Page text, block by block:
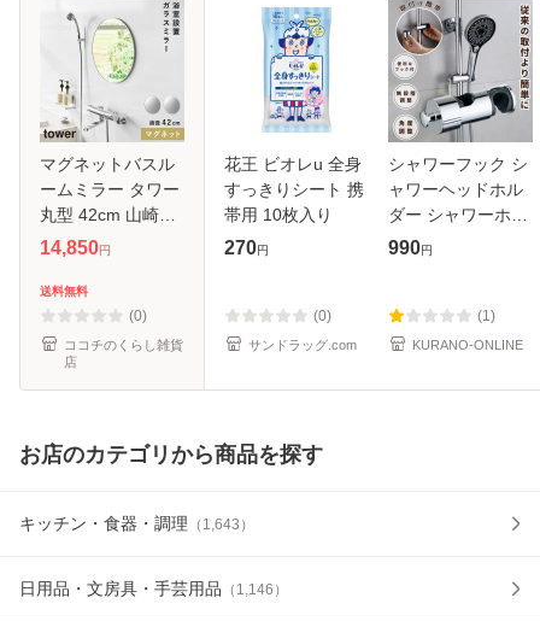
マグネットバスル
ームミラー タワー
丸型 42cm 山崎実
業 tower マグネッ
浴室鏡 曇り止め マ
グネット バスルー
ム お
14,850円
送料無料
(0)
ココチのくらし雑貨
店
花王 ビオレu 全身
すっきりシート 携
帯用 10枚入り
270円
(0)
サンドラッグ.com
シャワーフック シ
ャワーヘッドホル
ダー シャワーホル
ダー スライド シャ
ワーヘッド ホルダ
ー 交換
990円
(1)
KURANO-ONLINE
お店のカテゴリから商品を探す
キッチン・食器・調理 （ 1,643 ）
日用品・文房具・手芸用品 （ 1,146 ）